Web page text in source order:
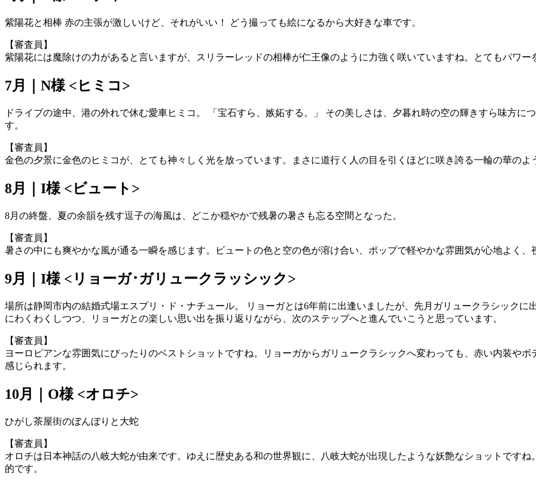
紫陽花と相棒 赤の主張が激しいけど、それがいい！ どう撮っても絵になるから大好きな車です。
【審査員】
紫陽花には魔除けの力があると言いますが、スリラーレッドの相棒が仁王像のように力強く咲いていますね。とてもパワー
7月｜N様 <ヒミコ>
ドライブの途中、港の外れで休む愛車ヒミコ。 「宝石すら、嫉妬する。」 その美しさは、夕暮れ時の空の輝きすら味方に
す。
【審査員】
金色の夕景に金色のヒミコが、とても神々しく光を放っています。まさに道行く人の目を引くほどに咲き誇る一輪の華のよ
8月｜I様 <ビュート>
8月の終盤、夏の余韻を残す逗子の海風は、どこか穏やかで残暑の暑さも忘る空間となった。
【審査員】
暑さの中にも爽やかな風が通る一瞬を感じます。ビュートの色と空の色が溶け合い、ポップで軽やかな雰囲気が心地よく、
9月｜I様 <リョーガ･ガリュークラッシック>
場所は静岡市内の結婚式場エスプリ・ド・ナチュール。 リョーガとは6年前に出逢いましたが、先月ガリュークラシック
にわくわくしつつ、リョーガとの楽しい思い出を振り返りながら、次のステップへと進んでいこうと思っています。
【審査員】
ヨーロピアンな雰囲気にぴったりのベストショットですね。リョーガからガリュークラシックへ変わっても、赤い内装や
感じられます。
10月｜O様 <オロチ>
ひがし茶屋街のぼんぼりと大蛇
【審査員】
オロチは日本神話の八岐大蛇が由来です。ゆえに歴史ある和の世界観に、八岐大蛇が出現したような妖艶なショットです
的です。